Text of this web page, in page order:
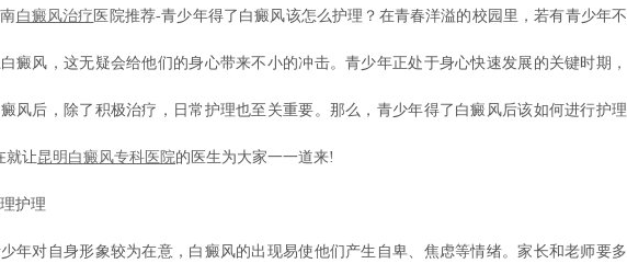
白癜风治疗 医院推荐-青少年得了白癜风该怎么护理？在青春洋溢的校园里，若有青少年不
癜风，这无疑会给他们的身心带来不小的冲击。青少年正处于身心快速发展的关键时期，
风后，除了积极治疗，日常护理也至关重要。那么，青少年得了白癜风后该如何进行护理
就让昆明白癜风专科医院的医生为大家一一道来!
护理
对自身形象较为在意，白癜风的出现易使他们产生自卑、焦虑等情绪。家长和老师要多